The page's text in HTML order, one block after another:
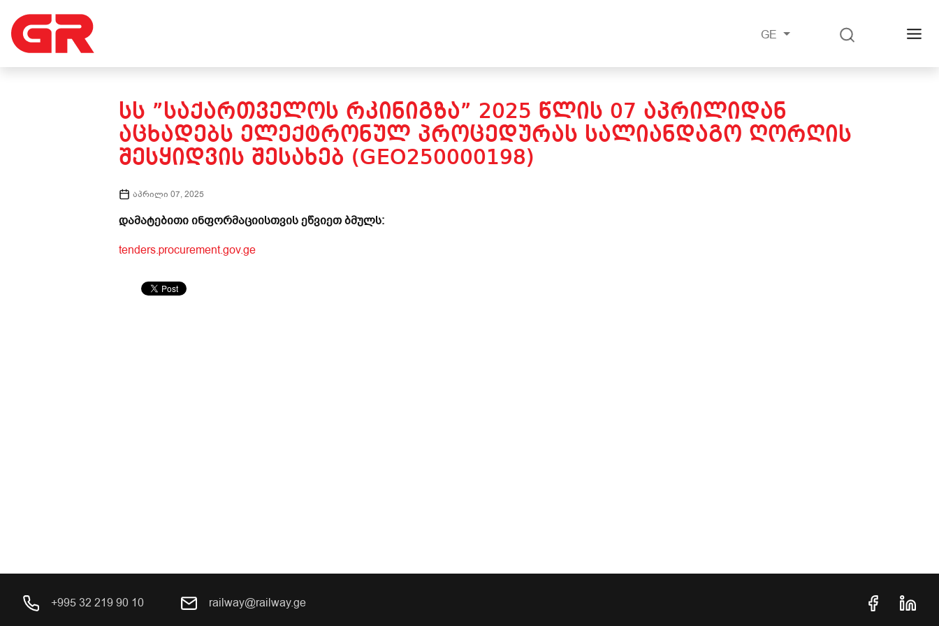
GE
ᲡᲡ ”ᲡᲐᲥᲐᲠᲗᲕᲔᲚᲝᲡ ᲠᲙᲘᲜᲘᲒᲖᲐ” 2025 ᲬᲚᲘᲡ 07 ᲐᲞᲠᲘᲚᲘᲓᲐᲜ
ᲐᲪᲮᲐᲓᲔᲑᲡ ᲔᲚᲔᲥᲢᲠᲝᲜᲣᲚ ᲞᲠᲝᲪᲔᲓᲣᲠᲐᲡ ᲡᲐᲚᲘᲐᲜᲓᲐᲒᲝ ᲦᲝᲠᲦᲘᲡ
ᲨᲔᲡᲧᲘᲓᲕᲘᲡ ᲨᲔᲡᲐᲮᲔᲑ (GEO250000198)
აპრილი 07, 2025
დამატებითი ინფორმაციისთვის ეწვიეთ ბმულს:
tenders.procurement.gov.ge
+995 32 219 90 10 railway@railway.ge